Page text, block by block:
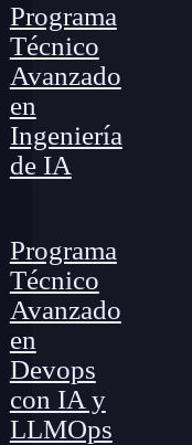
Programa
Técnico
Avanzado
en
Ingeniería
de IA
Programa
Técnico
Avanzado
en
Devops
con IA y
LLMOps